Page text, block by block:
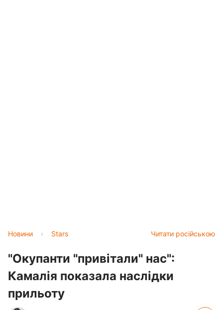
Читати російською
Новини › Stars
"Окупанти "привітали" нас":
Камалія показала наслідки
прильоту